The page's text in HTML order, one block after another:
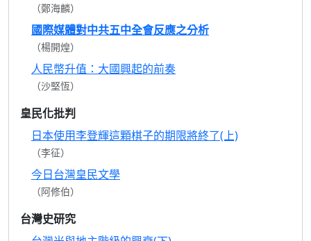
（鄭海麟）
國際媒體對中共五中全會反應之分析
（楊開煌）
人民幣升值：大國興起的前奏
（沙堅恆）
皇民化批判
日本使用李登輝這顆棋子的期限將終了(上)
（李征）
今日台灣皇民文學
（阿修伯）
台灣史研究